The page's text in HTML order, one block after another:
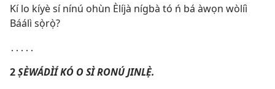
Kí lo kíyè sí nínú ohùn Èlíjà nígbà tó ń bá àwọn wòlíì
Báálì sọ̀rọ̀?
․․․․․
2ṢÈWÁDÌÍ KÓ O SÌ RONÚ JINLẸ̀.